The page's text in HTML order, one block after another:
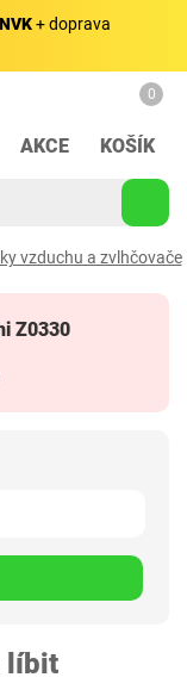
+ doprava
AKCE
0
KOŠÍK
vzduchu a zvlhčovače
Z0330
líbit